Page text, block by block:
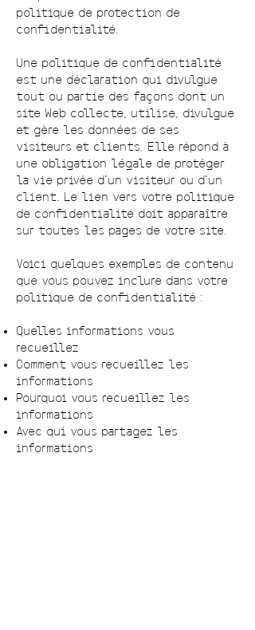
politique de protection de
confidentialité.
Une politique de confidentialité
est une déclaration qui divulgue
tout ou partie des façons dont un
site Web collecte, utilise, divulgue
et gère les données de ses
visiteurs et clients. Elle répond à
une obligation légale de protéger
la vie privée d'un visiteur ou d'un
client. Le lien vers votre politique
de confidentialité doit apparaître
sur toutes les pages de votre site.
Voici quelques exemples de contenu
que vous pouvez inclure dans votre
politique de confidentialité :
Quelles informations vous
recueillez
Comment vous recueillez les
informations
Pourquoi vous recueillez les
informations
Avec qui vous partagez les
informations